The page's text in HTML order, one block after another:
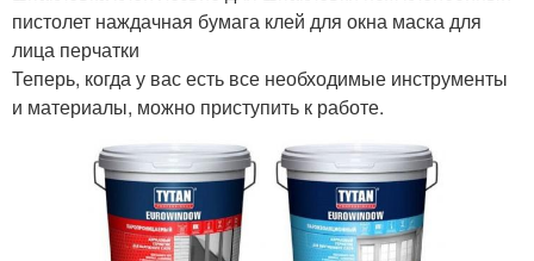
пистолет наждачная бумага клей для окна маска для
лица перчатки
Теперь, когда у вас есть все необходимые инструменты
и материалы, можно приступить к работе.